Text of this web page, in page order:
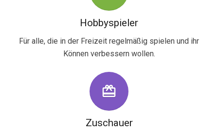
Hobbyspieler
Für alle, die in der Freizeit regelmäßig spielen und ihr
Können verbessern wollen.
wallet_giftcard
Zuschauer